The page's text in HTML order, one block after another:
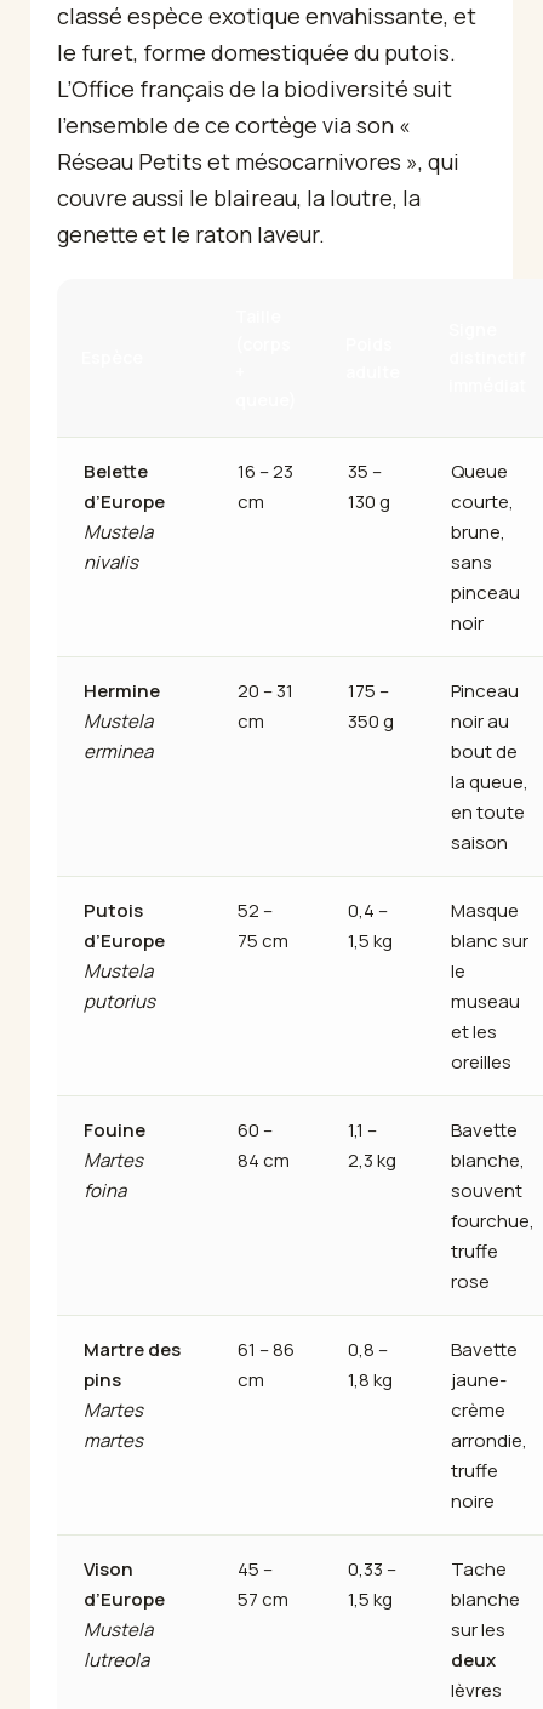
classé espèce exotique envahissante, et
le furet, forme domestiquée du putois.
L’Office français de la biodiversité suit
l’ensemble de ce cortège via son «
Réseau Petits et mésocarnivores », qui
couvre aussi le blaireau, la loutre, la
genette et le raton laveur.
Belette
d’Europe
Mustela
nivalis
16 – 23
cm
35 –
130 g
Queue
courte,
brune,
sans
pinceau
noir
Hermine
Mustela
erminea
20 – 31
cm
175 –
350 g
Pinceau
noir au
bout de
la queue,
en toute
saison
Putois
d’Europe
Mustela
putorius
52 –
75 cm
0,4 –
1,5 kg
Masque
blanc sur
le
museau
et les
oreilles
Fouine
Martes
foina
60 –
84 cm
1,1 –
2,3 kg
Bavette
blanche,
souvent
fourchue,
truffe
rose
Martre des
pins
Martes
martes
61 – 86
cm
0,8 –
1,8 kg
Bavette
jaune-
crème
arrondie,
truffe
noire
Vison
d’Europe
Mustela
lutreola
45 –
57 cm
0,33 –
1,5 kg
Tache
blanche
sur les
deux
lèvres